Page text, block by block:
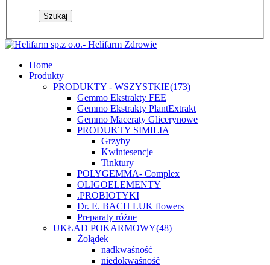
Home
Produkty
PRODUKTY - WSZYSTKIE(173)
Gemmo Ekstrakty FEE
Gemmo Ekstrakty PlantExtrakt
Gemmo Maceraty Glicerynowe
PRODUKTY SIMILIA
Grzyby
Kwintesencje
Tinktury
POLYGEMMA- Complex
OLIGOELEMENTY
.PROBIOTYKI
Dr. E. BACH LUK flowers
Preparaty różne
UKŁAD POKARMOWY(48)
Żołądek
nadkwaśność
niedokwaśność